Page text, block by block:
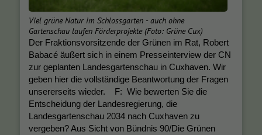
Viel grüne Natur im Schlossgarten - auch ohne
Gartenschau laufen Förderprojekte (Foto: Grüne Cux)
Der Fraktionsvorsitzende der Grünen im Rat, Robert
Babacé äußert sich in einem Presseinterview der CN
zur geplanten Landesgartenschau in Cuxhaven. Wir
geben hier die vollständige Beantwortung der Fragen
unsererseits wieder. F: Wie bewerten Sie die
Entscheidung der Landesregierung, die
Landesgartenschau 2034 nach Cuxhaven zu
vergeben? Aus Sicht von Bündnis 90/Die Grünen